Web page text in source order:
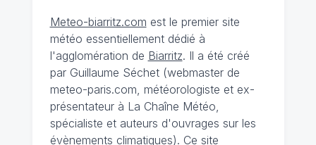
Meteo-biarritz.com est le premier site
météo essentiellement dédié à
l'agglomération de Biarritz. Il a été créé
par Guillaume Séchet (webmaster de
meteo-paris.com, météorologiste et ex-
présentateur à La Chaîne Météo,
spécialiste et auteurs d'ouvrages sur les
évènements climatiques). Ce site